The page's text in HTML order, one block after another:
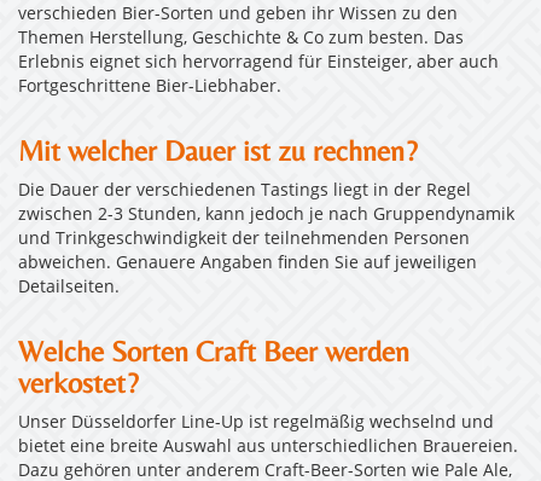
verschieden Bier-Sorten und geben ihr Wissen zu den
Themen Herstellung, Geschichte & Co zum besten. Das
Erlebnis eignet sich hervorragend für Einsteiger, aber auch
Fortgeschrittene Bier-Liebhaber.
Mit welcher Dauer ist zu rechnen?
Die Dauer der verschiedenen Tastings liegt in der Regel
zwischen 2-3 Stunden, kann jedoch je nach Gruppendynamik
und Trinkgeschwindigkeit der teilnehmenden Personen
abweichen. Genauere Angaben finden Sie auf jeweiligen
Detailseiten.
Welche Sorten Craft Beer werden
verkostet?
Unser Düsseldorfer Line-Up ist regelmäßig wechselnd und
bietet eine breite Auswahl aus unterschiedlichen Brauereien.
Dazu gehören unter anderem Craft-Beer-Sorten wie Pale Ale,